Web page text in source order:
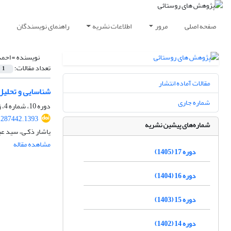
صفحه اصلی مرور اطلاعات نشریه راهنمای نویسندگان
نویسنده =
تعداد مقالات: 1
شناسایی و
دوره 10، شماره 4، زمستان 1398، صفحه
یاشار ذکـی، سید
مشاهده مقاله
مقالات آماده انتشار
شماره جاری
شماره‌های پیشین نشریه
دوره 17 (1405)
دوره 16 (1404)
دوره 15 (1403)
دوره 14 (1402)